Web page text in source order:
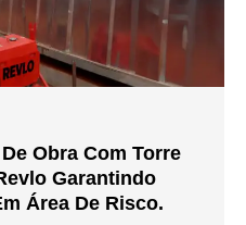
Obra Com Torre
Garantindo
Área De Risco.